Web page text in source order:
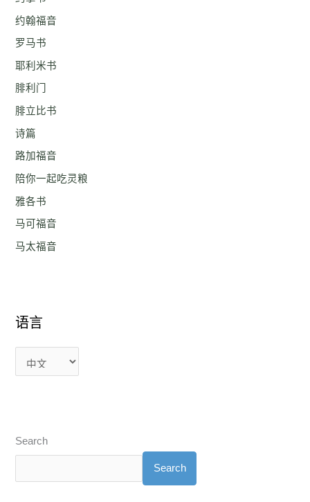
约翰福音
罗马书
耶利米书
腓利门
腓立比书
诗篇
路加福音
陪你一起吃灵粮
雅各书
马可福音
马太福音
语言
Search
Search